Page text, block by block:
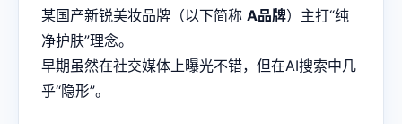
某国产新锐美妆品牌（以下简称 A品牌）主打“纯
净护肤”理念。
早期虽然在社交媒体上曝光不错，但在AI搜索中几
乎“隐形”。